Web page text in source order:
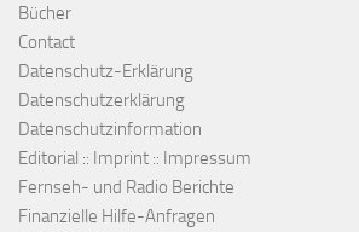
Bücher
Contact
Datenschutz-Erklärung
Datenschutzerklärung
Datenschutzinformation
Editorial :: Imprint :: Impressum
Fernseh- und Radio Berichte
Finanzielle Hilfe-Anfragen